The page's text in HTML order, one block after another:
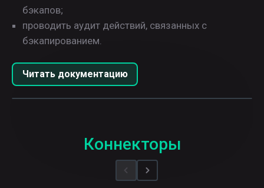
бэкапов;
проводить аудит действий, связанных с
бэкапированием.
Читать документацию
Video
Коннекторы